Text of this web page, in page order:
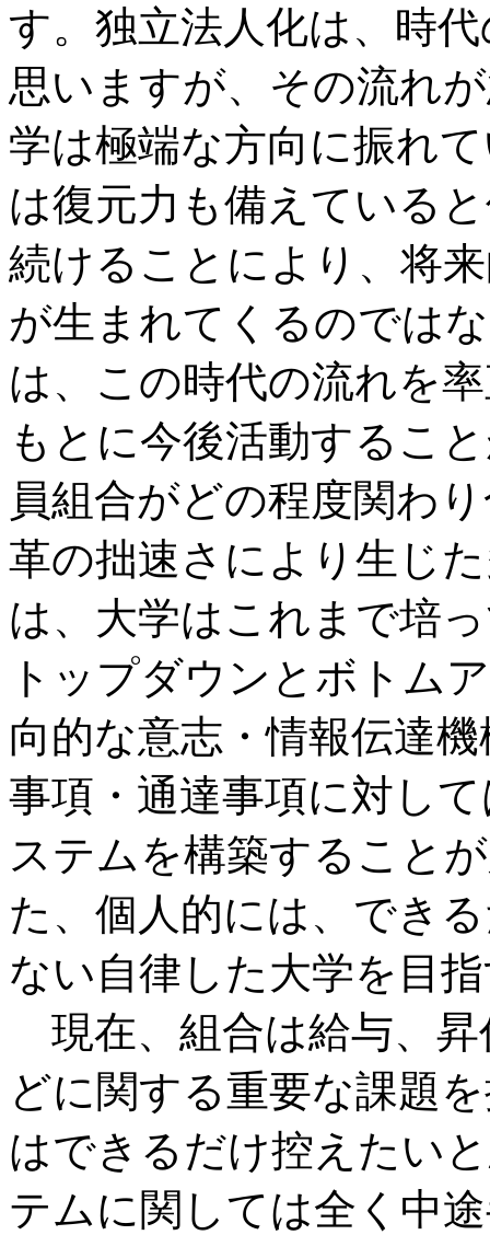
す。独立法人化は、時
思いますが、その流れ
学は極端な方向に振れ
は復元力も備えている
続けることにより、将
が生まれてくるのでは
は、この時代の流れを
もとに今後活動するこ
員組合がどの程度関わ
革の拙速さにより生じ
は、大学はこれまで培
トップダウンとボトム
向的な意志・情報伝達
事項・通達事項に対し
ステムを構築すること
た、個人的には、でき
ない自律した大学を目
現在、組合は給与、昇
どに関する重要な課題
はできるだけ控えたい
テムに関しては全く中